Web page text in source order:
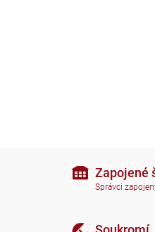
Zapojené
Správci